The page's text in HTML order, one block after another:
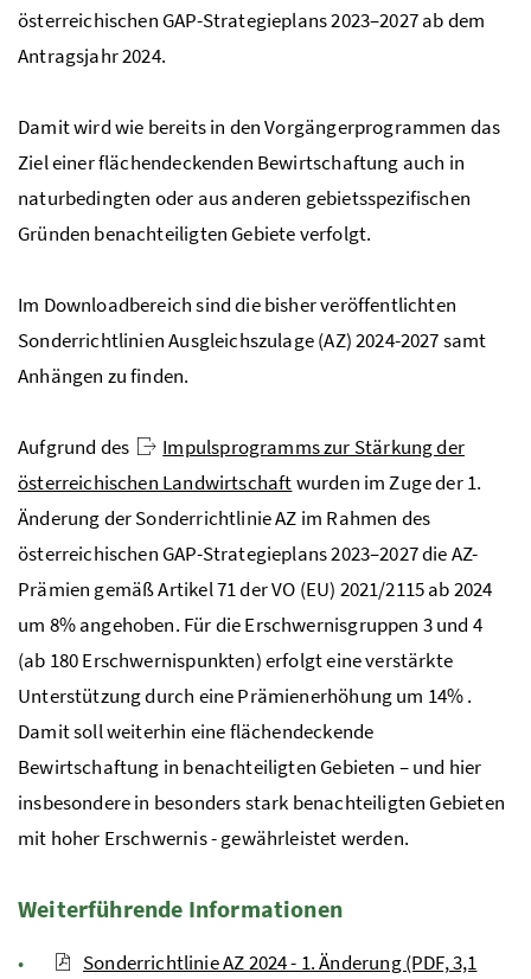
österreichischen GAP-Strategieplans 2023–2027ab dem
Antragsjahr 2024.
Damit wird wie bereits in den Vorgängerprogrammen das
Ziel einer flächendeckenden Bewirtschaftung auch in
naturbedingten oder aus anderen gebietsspezifischen
Gründen benachteiligten Gebiete verfolgt.
Im Downloadbereich sind die bisher veröffentlichten
Sonderrichtlinien Ausgleichszulage (AZ) 2024-2027 samt
Anhängen zu finden.
Aufgrund des
Impulsprogramms zur Stärkung der
österreichischen Landwirtschaftwurden im Zuge der 1.
Änderung der Sonderrichtlinie AZ im Rahmen des
österreichischen GAP-Strategieplans 2023–2027 die AZ-
Prämien gemäß Artikel 71 derVO (EU) 2021/2115 ab 2024
um 8% angehoben. Für die Erschwernisgruppen 3 und 4
(ab 180 Erschwernispunkten) erfolgt eine verstärkte
Unterstützung durch eine Prämienerhöhung um 14% .
Damit soll weiterhin eine flächendeckende
Bewirtschaftung in benachteiligten Gebieten – und hier
insbesondere in besonders stark benachteiligten Gebieten
mit hoher Erschwernis - gewährleistet werden.
Weiterführende Informationen
Sonderrichtlinie AZ 2024 - 1. Änderung (PDF, 3,1